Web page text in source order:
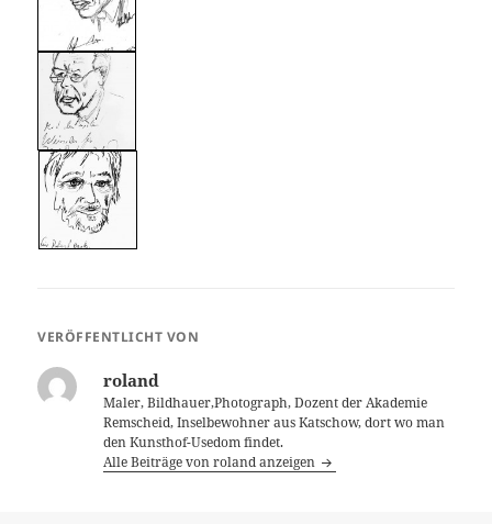
VERÖFFENTLICHT VON
roland
Maler, Bildhauer,Photograph, Dozent der Akademie
Remscheid, Inselbewohner aus Katschow, dort wo man
den Kunsthof-Usedom findet.
Alle Beiträge von roland anzeigen